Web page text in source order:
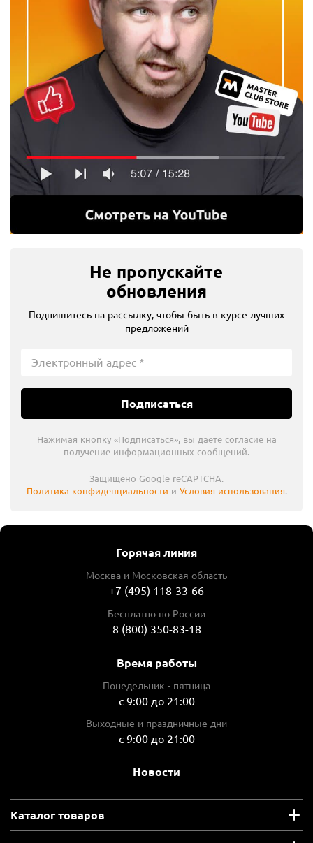
Не пропускайте
обновления
Подпишитесь на рассылку, чтобы быть в курсе лучших
предложений
Подписаться
Нажимая кнопку «Подписаться», вы даете согласие на
получение информационных сообщений.
Защищено Google reCAPTCHA.
Политика конфиденциальности и Условия использования.
Горячая линия
Москва и Московская область
+7 (495) 118-33-66
Бесплатно по России
8 (800) 350-83-18
Время работы
Понедельник - пятница
с 9:00 до 21:00
Выходные и праздничные дни
с 9:00 до 21:00
Новости
Каталог товаров